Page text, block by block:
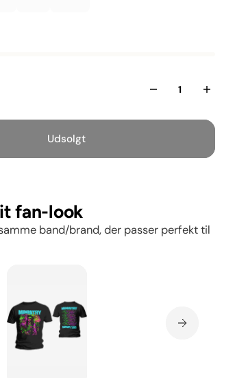
Udsolgt
fan-look
band/brand, der passer perfekt til